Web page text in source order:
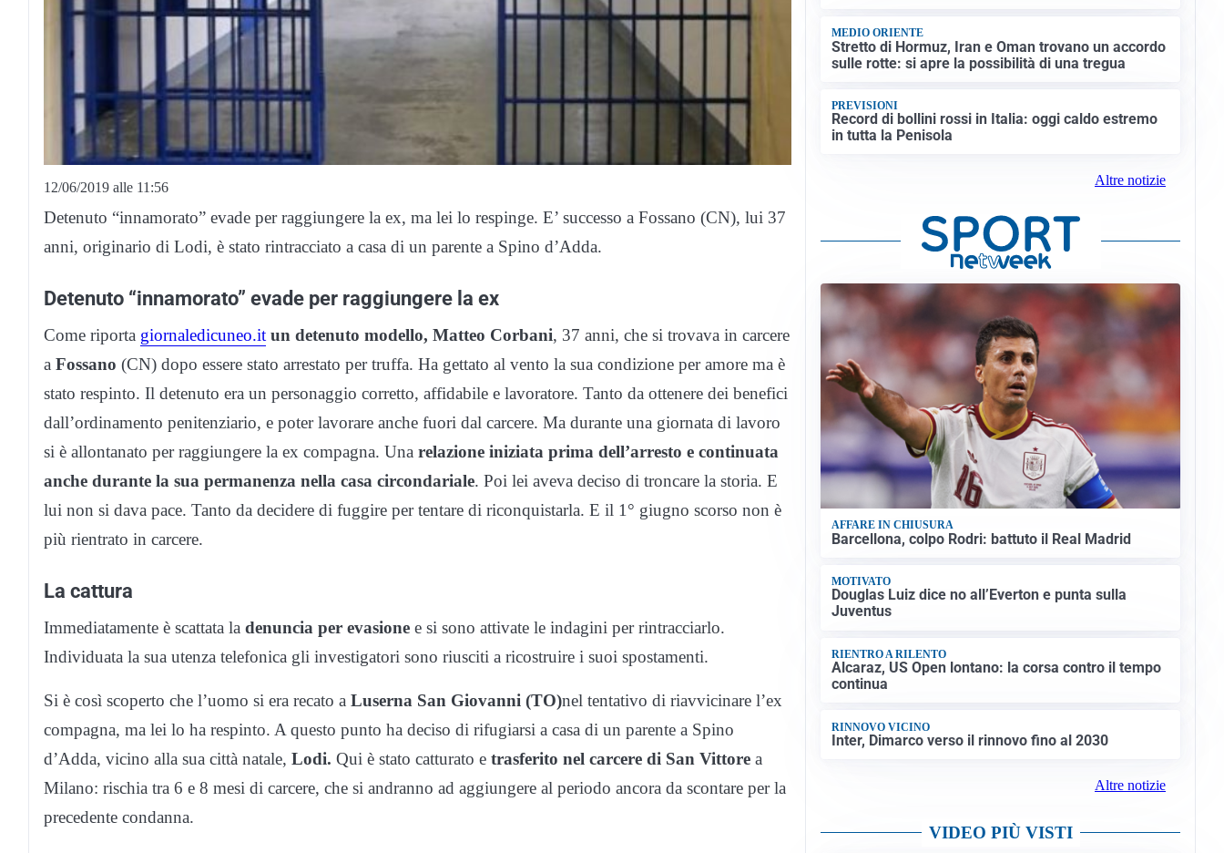
12/06/2019 alle 11:56
Detenuto “innamorato” evade per raggiungere la ex, ma lei lo respinge. E’ successo a Fossano (CN), lui 37
anni, originario di Lodi, è stato rintracciato a casa di un parente a Spino d’Adda.
Detenuto “innamorato” evade per raggiungere la ex
Come riporta giornaledicuneo.it un detenuto modello, Matteo Corbani, 37 anni, che si trovava in carcere
a Fossano (CN) dopo essere stato arrestato per truffa. Ha gettato al vento la sua condizione per amore ma è
stato respinto. Il detenuto era un personaggio corretto, affidabile e lavoratore. Tanto da ottenere dei benefici
dall’ordinamento penitenziario, e poter lavorare anche fuori dal carcere. Ma durante una giornata di lavoro
si è allontanato per raggiungere la ex compagna. Una relazione iniziata prima dell’arresto e continuata
anche durante la sua permanenza nella casa circondariale. Poi lei aveva deciso di troncare la storia. E
lui non si dava pace. Tanto da decidere di fuggire per tentare di riconquistarla. E il 1° giugno scorso non è
più rientrato in carcere.
La cattura
Immediatamente è scattata la denuncia per evasione e si sono attivate le indagini per rintracciarlo.
Individuata la sua utenza telefonica gli investigatori sono riusciti a ricostruire i suoi spostamenti.
Si è così scoperto che l’uomo si era recato a Luserna San Giovanni (TO)nel tentativo di riavvicinare l’ex
compagna, ma lei lo ha respinto. A questo punto ha deciso di rifugiarsi a casa di un parente a Spino
d’Adda, vicino alla sua città natale, Lodi. Qui è stato catturato e trasferito nel carcere di San Vittore a
Milano: rischia tra 6 e 8 mesi di carcere, che si andranno ad aggiungere al periodo ancora da scontare per la
precedente condanna.
MEDIO ORIENTE
Stretto di Hormuz, Iran e Oman trovano un accordo
sulle rotte: si apre la possibilità di una tregua
PREVISIONI
Record di bollini rossi in Italia: oggi caldo estremo
in tutta la Penisola
Altre notizie
AFFARE IN CHIUSURA
Barcellona, colpo Rodri: battuto il Real Madrid
MOTIVATO
Douglas Luiz dice no all’Everton e punta sulla
Juventus
RIENTRO A RILENTO
Alcaraz, US Open lontano: la corsa contro il tempo
continua
RINNOVO VICINO
Inter, Dimarco verso il rinnovo fino al 2030
Altre notizie
VIDEO PIÙ VISTI